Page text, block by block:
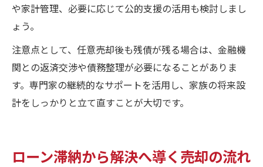
や家計管理、必要に応じて公的支援の活用も検討しまし
ょう。
注意点として、任意売却後も残債が残る場合は、金融機
関との返済交渉や債務整理が必要になることがありま
す。専門家の継続的なサポートを活用し、家族の将来設
計をしっかりと立て直すことが大切です。
ローン滞納から解決へ導く売却の流れ